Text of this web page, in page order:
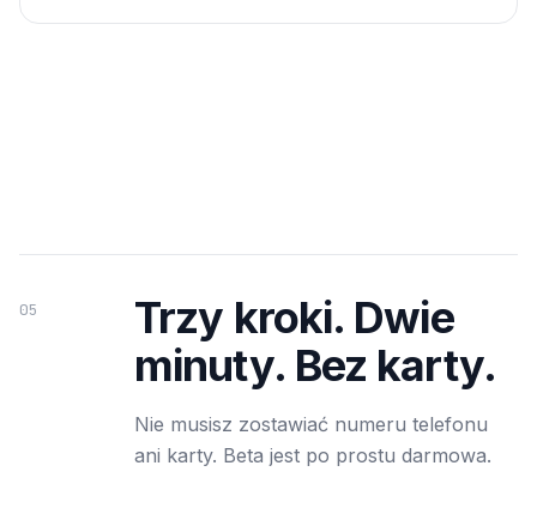
05
Trzy kroki. Dwie
minuty. Bez karty.
Nie musisz zostawiać numeru telefonu
ani karty. Beta jest po prostu darmowa.